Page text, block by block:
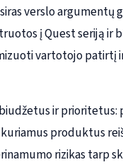
verslo argumentų
į Quest seriją ir
vartotojo patirtį
ir
produktus
rizikas tarp